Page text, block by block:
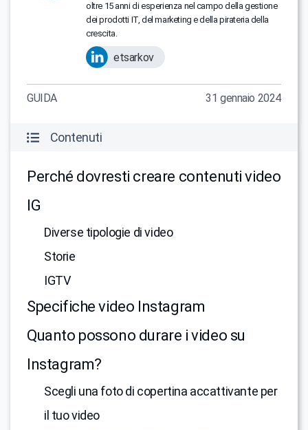
oltre 15 anni di esperienza nel campo della gestione
dei prodotti IT, del marketing e della pirateria della
crescita.
etsarkov
GUIDA 31 gennaio 2024
Contenuti
Perché dovresti creare contenuti video
IG
Diverse tipologie di video
Storie
IGTV
Specifiche video Instagram
Quanto possono durare i video su
Instagram?
Scegli una foto di copertina accattivante per
il tuo video